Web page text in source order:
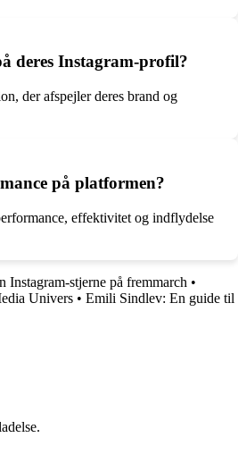
deres Instagram-profil?
der afspejler deres brand og
på platformen?
effektivitet og indflydelse
Instagram-stjerne på fremmarch •
Univers • Emili Sindlev: En guide til